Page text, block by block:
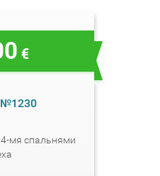
€
№1230
мя спальнями